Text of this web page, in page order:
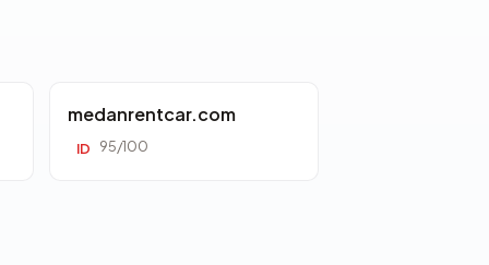
medanrentcar.com
ID 95/100